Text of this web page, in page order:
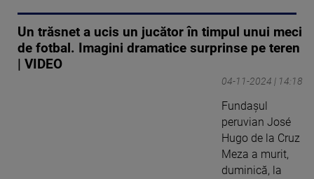
Un trăsnet a ucis un jucător în timpul unui meci
de fotbal. Imagini dramatice surprinse pe teren
| VIDEO
04-11-2024 | 14:18
Fundaşul
peruvian José
Hugo de la Cruz
Meza a murit,
duminică, la